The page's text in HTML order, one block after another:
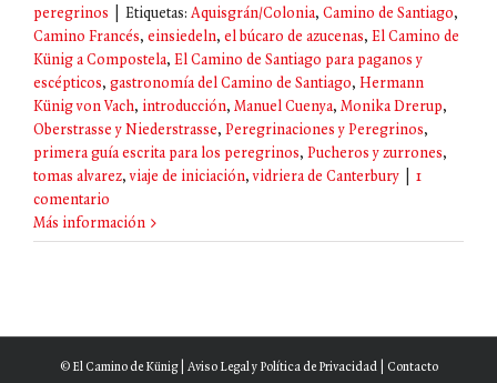
peregrinos
Etiquetas: Aquisgrán/Colonia, Camino de Santiago,
Camino Francés, einsiedeln, el búcaro de azucenas, El Camino de
Künig a Compostela, El Camino de Santiago para paganos y
escépticos, gastronomía del Camino de Santiago, Hermann
Künig von Vach, introducción, Manuel Cuenya, Monika Drerup,
Oberstrasse y Niederstrasse, Peregrinaciones y Peregrinos,
primera guía escrita para los peregrinos, Pucheros y zurrones,
tomas alvarez,viaje de iniciación,vidriera de Canterbury
1
comentario
Más información
© El Camino de Künig | Aviso Legal y Política de Privacidad| Contacto